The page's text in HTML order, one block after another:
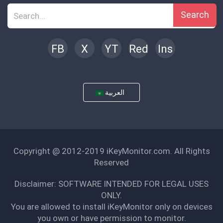
Search
FB X YT Red Ins
Copyright @ 2012-2019 iKeyMonitor.com. All Rights
Reserved
Disclaimer: SOFTWARE INTENDED FOR LEGAL USES
ONLY.
You are allowed to install iKeyMonitor only on devices
you own or have permission to monitor.